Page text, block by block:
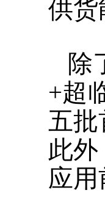
供货
除
+超
五
此
应用